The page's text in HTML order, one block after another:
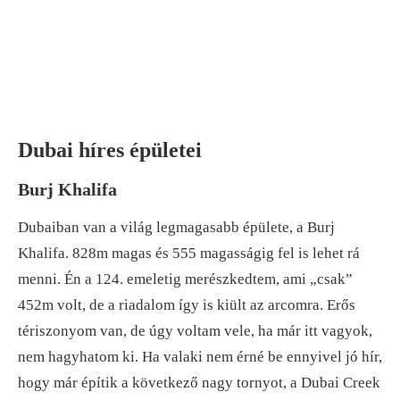
Dubai híres épületei
Burj Khalifa
Dubaiban van a világ legmagasabb épülete, a Burj
Khalifa. 828m magas és 555 magasságig fel is lehet rá
menni. Én a 124. emeletig merészkedtem, ami „csak”
452m volt, de a riadalom így is kiült az arcomra. Erős
tériszonyom van, de úgy voltam vele, ha már itt vagyok,
nem hagyhatom ki. Ha valaki nem érné be ennyivel jó hír,
hogy már építik a következő nagy tornyot, a Dubai Creek